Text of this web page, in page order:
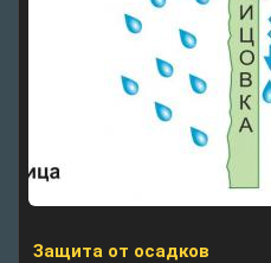
Защита от осадков